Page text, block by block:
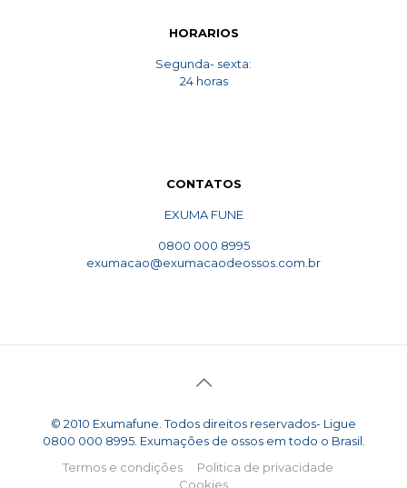
HORARIOS
Segunda- sexta:
24 horas
CONTATOS
EXUMA FUNE
0800 000 8995
exumacao@exumacaodeossos.com.br
© 2010 Exumafune. Todos direitos reservados- Ligue
0800 000 8995. Exumações de ossos em todo o Brasil.
Termos e condições
Politica de privacidade
Cookies